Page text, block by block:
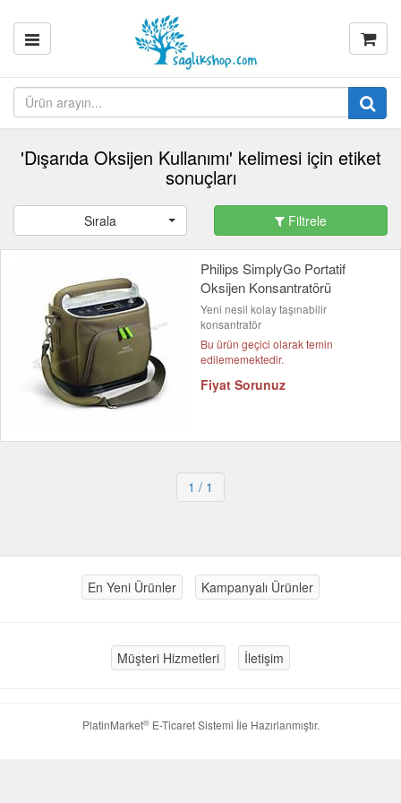
'Dışarıda Oksijen Kullanımı' kelimesi için etiket
sonuçları
Sırala Filtrele
Philips SimplyGo Portatif
Oksijen Konsantratörü
Yeni nesil kolay taşınabilir
konsantratör
Bu ürün geçici olarak temin
edilememektedir.
Fiyat Sorunuz
1 / 1
En Yeni Ürünler Kampanyalı Ürünler
Müşteri Hizmetleri İletişim
PlatinMarket®E-Ticaret Sistemi İle Hazırlanmıştır.